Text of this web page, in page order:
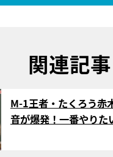
関連記事
サムネイル
M-1王者・たくろう赤
音が爆発！一番やり